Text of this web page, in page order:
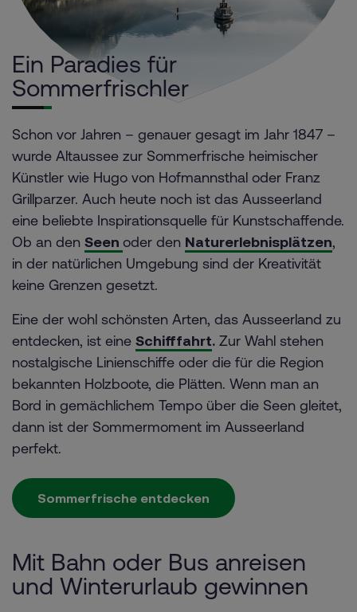
Ein Paradies für
Sommerfrischler
Schon vor Jahren – genauer gesagt im Jahr 1847 –
wurde Altaussee zur Sommerfrische heimischer
Künstler wie Hugo von Hofmannsthal oder Franz
Grillparzer. Auch heute noch ist das Ausseerland
eine beliebte Inspirationsquelle für Kunstschaffende.
Ob an den Seen oder den Naturerlebnisplätzen,
in der natürlichen Umgebung sind der Kreativität
keine Grenzen gesetzt.
Eine der wohl schönsten Arten, das Ausseerland zu
entdecken, ist eine Schifffahrt. Zur Wahl stehen
nostalgische Linienschiffe oder die für die Region
bekannten Holzboote, die Plätten. Wenn man an
Bord in gemächlichem Tempo über die Seen gleitet,
dann ist der Sommermoment im Ausseerland
perfekt.
Sommerfrische entdecken
Mit Bahn oder Bus anreisen
und Winterurlaub gewinnen